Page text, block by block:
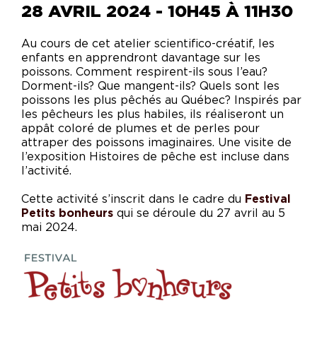
28 AVRIL 2024 - 10H45 À 11H30
Au cours de cet atelier scientifico-créatif, les
enfants en apprendront davantage sur les
poissons. Comment respirent-ils sous l’eau?
Dorment-ils? Que mangent-ils? Quels sont les
poissons les plus pêchés au Québec? Inspirés par
les pêcheurs les plus habiles, ils réaliseront un
appât coloré de plumes et de perles pour
attraper des poissons imaginaires. Une visite de
l’exposition Histoires de pêche est incluse dans
l’activité.
Cette activité s’inscrit dans le cadre du Festival
Petits bonheurs qui se déroule du 27 avril au 5
mai 2024.